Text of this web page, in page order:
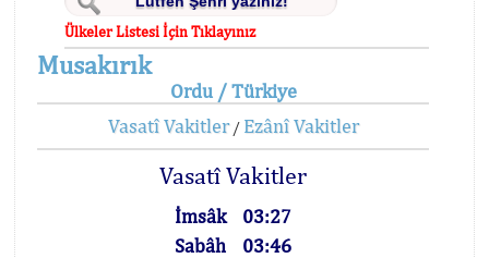
Ülkeler Listesi İçin Tıklayınız
Musakırık
Ordu / Türkiye
Vasatî Vakitler/ Ezânî Vakitler
Vasatî Vakitler
İmsâk
03:27
Sabâh
03:46